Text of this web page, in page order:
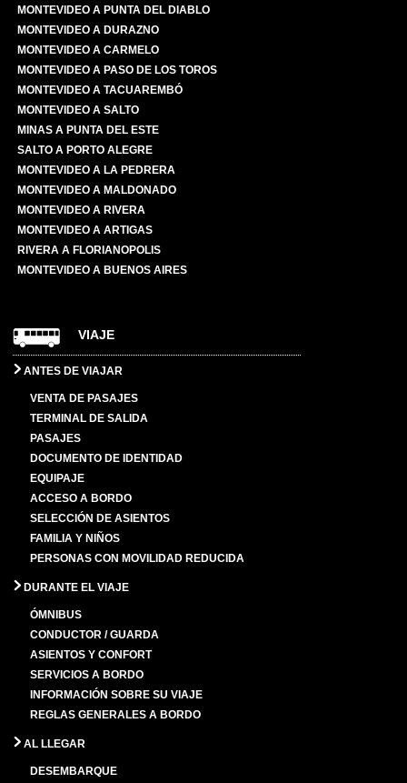
MONTEVIDEO A PUNTA DEL DIABLO
MONTEVIDEO A DURAZNO
MONTEVIDEO A CARMELO
MONTEVIDEO A PASO DE LOS TOROS
MONTEVIDEO A TACUAREMBÓ
MONTEVIDEO A SALTO
MINAS A PUNTA DEL ESTE
SALTO A PORTO ALEGRE
MONTEVIDEO A LA PEDRERA
MONTEVIDEO A MALDONADO
MONTEVIDEO A RIVERA
MONTEVIDEO A ARTIGAS
RIVERA A FLORIANOPOLIS
MONTEVIDEO A BUENOS AIRES
VIAJE
ANTES DE VIAJAR
VENTA DE PASAJES
TERMINAL DE SALIDA
PASAJES
DOCUMENTO DE IDENTIDAD
EQUIPAJE
ACCESO A BORDO
SELECCIÓN DE ASIENTOS
FAMILIA Y NIÑOS
PERSONAS CON MOVILIDAD REDUCIDA
DURANTE EL VIAJE
ÓMNIBUS
CONDUCTOR / GUARDA
ASIENTOS Y CONFORT
SERVICIOS A BORDO
INFORMACIÓN SOBRE SU VIAJE
REGLAS GENERALES A BORDO
AL LLEGAR
DESEMBARQUE